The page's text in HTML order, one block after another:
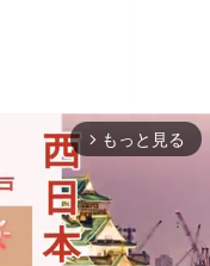
arrow_forward_ios もっと見る